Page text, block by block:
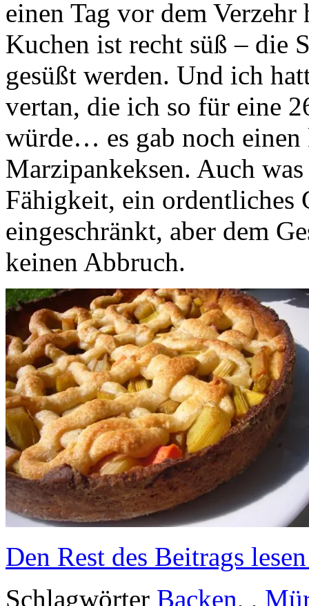
einen Tag vor dem
Kuchen ist recht süß – die
gesüßt werden. Und ich
vertan, die ich so für eine
würde… es gab noch
Marzipankeksen. Auch
Fähigkeit, ein ordentliches
eingeschränkt, aber dem
keinen Abbruch.
Den Rest des Beitrags
Schlagwörter Backen, ,